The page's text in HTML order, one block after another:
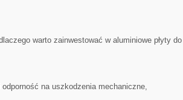
warto zainwestować w aluminiowe płyty
odporność na uszkodzenia ⁢mechaniczne,